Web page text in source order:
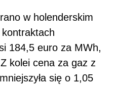
w holenderskim
kontraktach
184,5 euro za MWh,
kolei cena za gaz z
się o 1,05